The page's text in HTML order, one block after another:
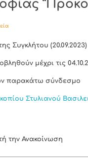
Συγκλήτου
μέχρι τις
παρακάτω σύνδεσμο
Στυλιανού
την Ανακοίνωση